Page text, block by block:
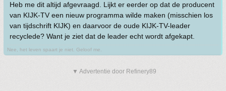
Heb me dit altijd afgevraagd. Lijkt er eerder op dat de producent
van KIJK-TV een nieuw programma wilde maken (misschien los
van tijdschrift KIJK) en daarvoor de oude KIJK-TV-leader
recyclede? Want je ziet dat de leader echt wordt afgekapt.
Nee, het leven spaart je niet. Geloof me.
▼ Advertentie door Refinery89